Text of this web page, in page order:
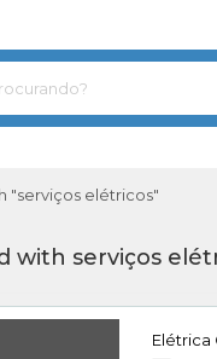
"serviços elétricos"
with serviços
Elétrica